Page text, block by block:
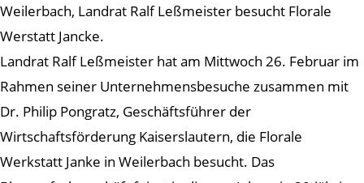
Weilerbach, Landrat Ralf Leßmeister besucht Florale
Werstatt Jancke.
Landrat Ralf Leßmeister hat am Mittwoch 26. Februar im
Rahmen seiner Unternehmensbesuche zusammen mit
Dr. Philip Pongratz, Geschäftsführer der
Wirtschaftsförderung Kaiserslautern, die Florale
Werkstatt Janke in Weilerbach besucht. Das